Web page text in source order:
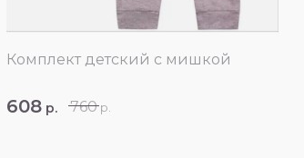
Комплект детский с мишкой
760 р.
608 р.